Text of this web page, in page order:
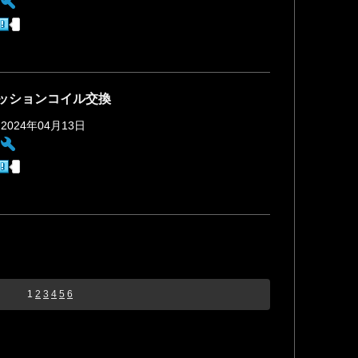
ションコイル交換
年04月13日
1 2 3 4 5 6